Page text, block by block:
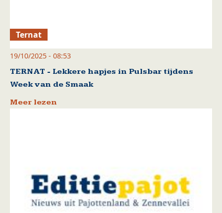
Ternat
19/10/2025 - 08:53
TERNAT - Lekkere hapjes in Pulsbar tijdens
Week van de Smaak
Meer lezen